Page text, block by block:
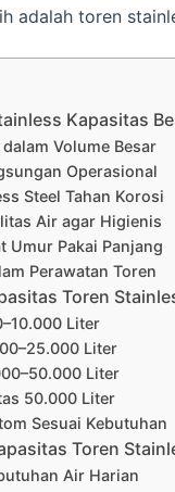
adalah toren
Kapasitas
Volume Besar
Operasional
Steel Tahan Korosi
Air agar Higienis
Umur Pakai Panjang
Perawatan Toren
Toren
Liter
Liter
Liter
50.000 Liter
Sesuai Kebutuhan
Toren
Air Harian